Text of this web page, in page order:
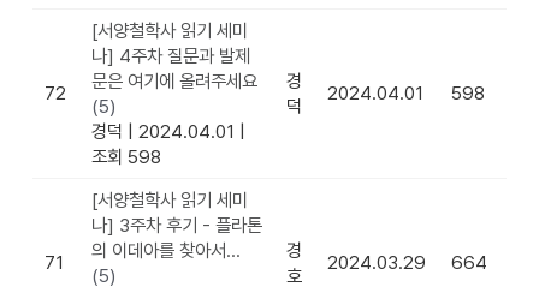
72
[서양철학사 읽기 세미
나] 4주차 질문과 발제
문은 여기에 올려주세요
(5)
경덕 | 2024.04.01 |
조회 598
경
덕
2024.04.01 598
71
[서양철학사 읽기 세미
나] 3주차 후기 - 플라톤
의 이데아를 찾아서...
(5)
경
호
2024.03.29 664